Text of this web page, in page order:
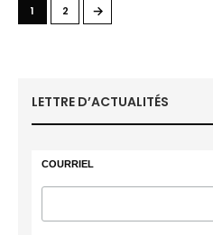
1 2 →
LETTRE D’ACTUALITÉS
COURRIEL